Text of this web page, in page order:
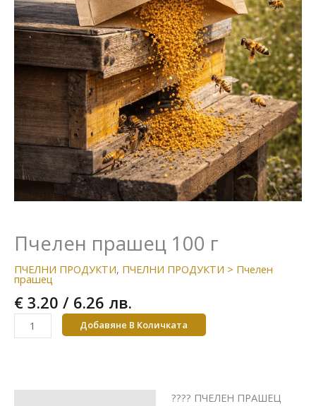
Пчелен прашец 100 г
ПЧЕЛНИ ПРОДУКТИ, ПЧЕЛНИ ПРОДУКТИ > Пчелен
прашец
€ 3.20 / 6.26 лв.
Добавяне В Количката
???? ПЧЕЛЕН ПРАШЕЦ